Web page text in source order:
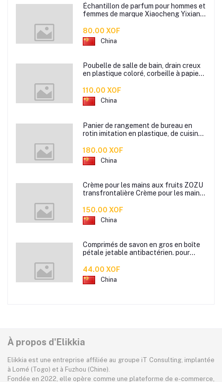
Échantillon de parfum pour hommes et
femmes de marque Xiaocheng Yixiang
80.00 XOF
China
Poubelle de salle de bain, drain creux
en plastique coloré, corbeille à papier
110.00 XOF
China
Panier de rangement de bureau en
rotin imitation en plastique, de cuisine
de rangement de salle de bain
180.00 XOF
China
Crème pour les mains aux fruits ZOZU
transfrontalière Crème pour les mains
80g
150.00 XOF
China
Comprimés de savon en gros en boîte
pétale jetable antibactérien. pour
des mini comprimés de lavage des
mains en papier savon
44.00 XOF
China
À propos d'Elikkia
Elikkia est une entreprise affiliée au groupe iT Consulting, implantée
à Lomé (Togo) et à Fuzhou (Chine).
Fondée en 2022, elle opère comme une plateforme de e-commerce,